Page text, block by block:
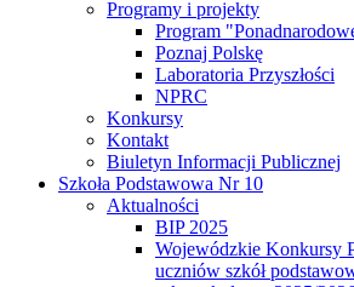
Programy i projekty
Program
Poznaj Polskę
Laboratoria Przyszłości
NPRC
Konkursy
Kontakt
Biuletyn Informacji Publicznej
Szkoła Podstawowa Nr 10
Aktualności
BIP 2025
Wojewódzkie Konkursy
uczniów szkół